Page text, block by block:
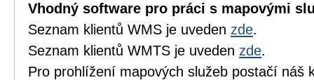
Vhodný software pro práci s mapovými
Seznam klientů WMS je uveden zde.
Seznam klientů WMTS je uveden zde.
Pro prohlížení mapových služeb postačí náš